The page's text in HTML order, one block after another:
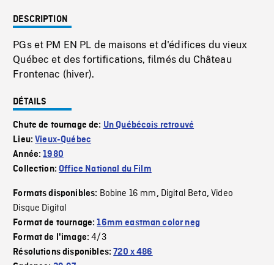
DESCRIPTION
PGs et PM EN PL de maisons et d'édifices du vieux
Québec et des fortifications, filmés du Château
Frontenac (hiver).
DÉTAILS
Chute de tournage de: Un Québécois retrouvé
Lieu:Vieux-Québec
Année:1980
Collection:Office National du Film
Formats disponibles: Bobine 16 mm, Digital Beta,Video
Disque Digital
Format de tournage:16mm eastman color neg
Format de l'image:4/3
Résolutions disponibles:720 x 486